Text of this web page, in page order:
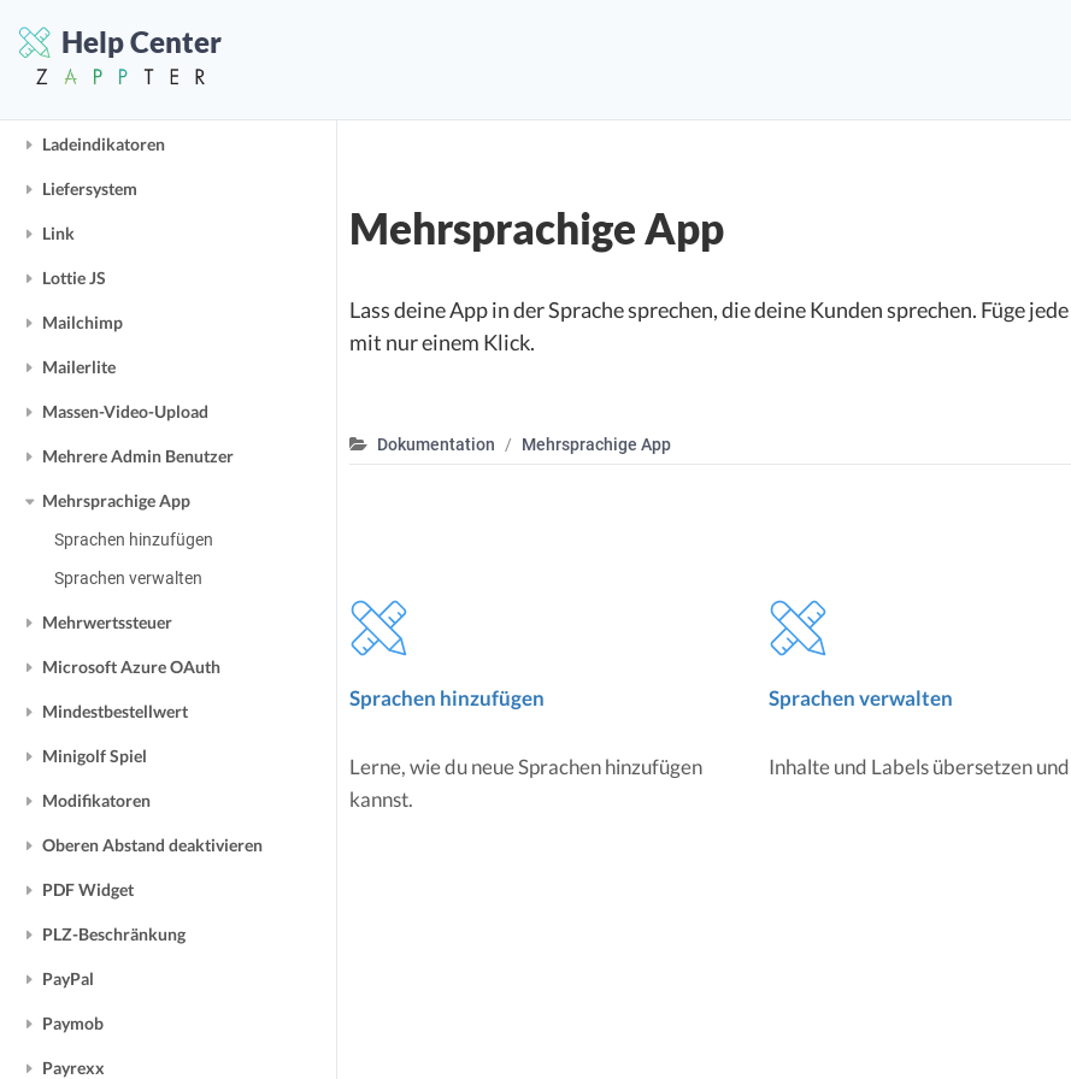
Help Center
Kaufen & Verbrauchen
Ladeindikatoren
Liefersystem
Link
Lottie JS
Mailchimp
Mailerlite
Massen-Video-Upload
Mehrere Admin Benutzer
Mehrsprachige App
Sprachen hinzufügen
Sprachen verwalten
Mehrwertssteuer
Microsoft Azure OAuth
Mindestbestellwert
Minigolf Spiel
Modifikatoren
Oberen Abstand deaktivieren
PDF Widget
PLZ-Beschränkung
PayPal
Paymob
Payrexx
Mehrsprachige App
Lass deine App in der Sprache sprechen, die deine Kunden sprechen. Füge
mit nur einem Klick.
Dokumentation Mehrsprachige App
Sprachen hinzufügen
Lerne, wie du neue Sprachen hinzufügen
kannst.
Sprachen verwalten
Inhalte und Labels übersetzen